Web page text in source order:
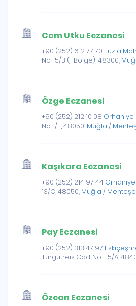
Cem Utku Eczanesi
+90 (252) 612 77 70 Tuzla
No: 15/B (1. Bölge), 48300,
Özge Eczanesi
+90 (252) 212 10 08 Orhaniye
No: 1/E, 48050, Muğla /
Kaşıkara Eczanesi
+90 (252) 214 97 44
13/C, 48050, Muğla / Menteşe
Pay Eczanesi
+90 (252) 313 47 97
Turgutreis Cad. No: 115/A,
Özcan Eczanesi